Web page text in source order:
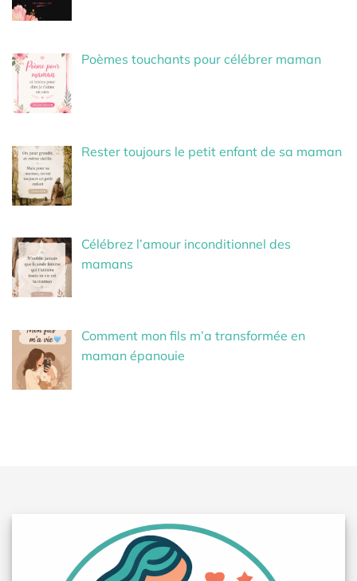
Poèmes touchants pour célébrer maman
Rester toujours le petit enfant de sa maman
Célébrez l’amour inconditionnel des
mamans
Comment mon fils m’a transformée en
maman épanouie